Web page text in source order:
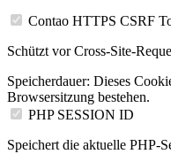
Contao HTTPS CSRF
Schützt vor Cross-Site-
Speicherdauer: Dieses
Browsersitzung bestehen.
PHP SESSION ID
Speichert die aktuelle PHP-